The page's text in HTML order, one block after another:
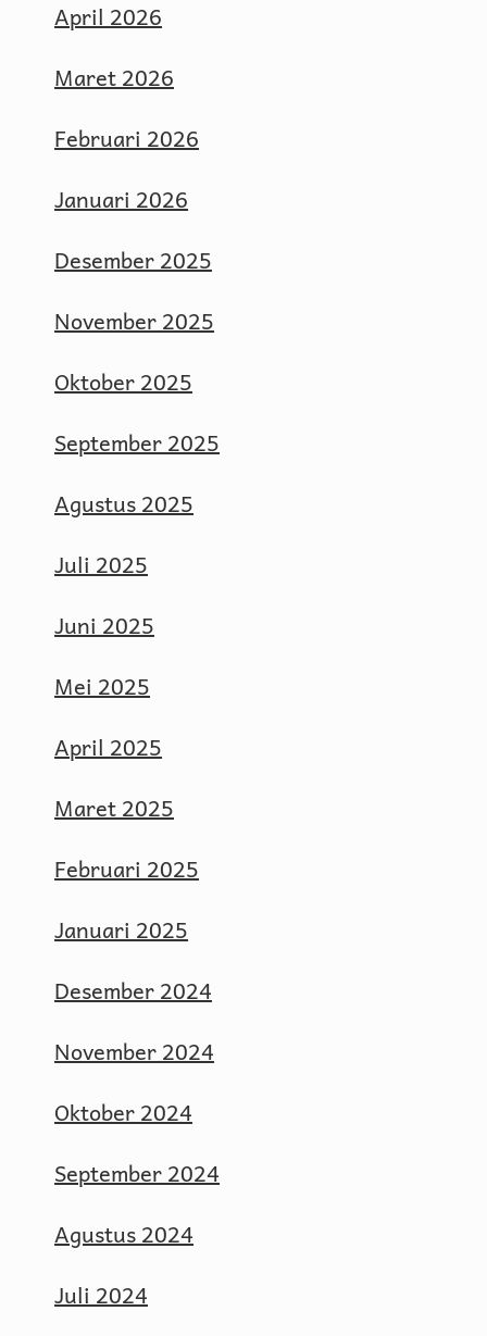
April 2026
Maret 2026
Februari 2026
Januari 2026
Desember 2025
November 2025
Oktober 2025
September 2025
Agustus 2025
Juli 2025
Juni 2025
Mei 2025
April 2025
Maret 2025
Februari 2025
Januari 2025
Desember 2024
November 2024
Oktober 2024
September 2024
Agustus 2024
Juli 2024